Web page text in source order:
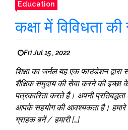
Education
कक्षा में विविधता
Fri Jul 15 , 2022
शिक्षा का जर्नल यह एक फाउंडेशन द्वारा
शैक्षिक समुदाय की सेवा करने की इच्छा
पत्रकारिता करते हैं। अपनी
आपके सहयोग की आवश्यकता है। हमारे
ग्राहक बनें / हमारी […]